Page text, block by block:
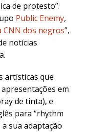
de protesto”.
Public Enemy,
CNN dos negros”,
notícias
artísticas que
em
de tinta), e
para “rhythm
sua adaptação